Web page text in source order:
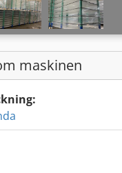
maskinen